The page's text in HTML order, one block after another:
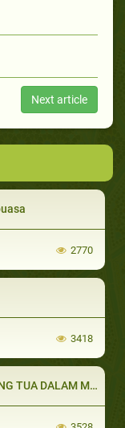
Next article
2770
3418
MENDIDIK ANAK